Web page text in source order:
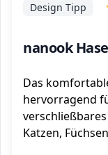
nanook
Design Tipp
Das
hervorragend
Katzen,